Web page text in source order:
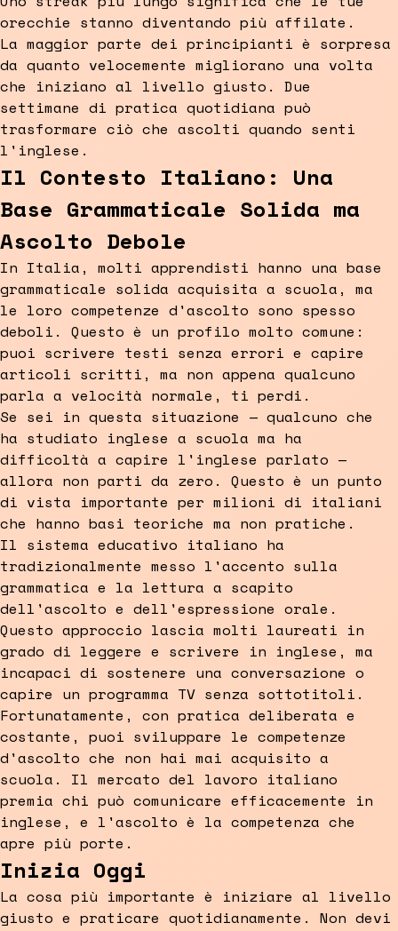
orecchie stanno diventando più affilate.
La maggior parte dei principianti è sorpresa
da quanto velocemente migliorano una volta
che iniziano al livello giusto. Due
settimane di pratica quotidiana può
trasformare ciò che ascolti quando senti
l'inglese.
Il Contesto Italiano: Una
Base Grammaticale Solida ma
Ascolto Debole
In Italia, molti apprendisti hanno una base
grammaticale solida acquisita a scuola, ma
le loro competenze d'ascolto sono spesso
deboli. Questo è un profilo molto comune:
puoi scrivere testi senza errori e capire
articoli scritti, ma non appena qualcuno
parla a velocità normale, ti perdi.
Se sei in questa situazione — qualcuno che
ha studiato inglese a scuola ma ha
difficoltà a capire l'inglese parlato —
allora non parti da zero. Questo è un punto
di vista importante per milioni di italiani
che hanno basi teoriche ma non pratiche.
Il sistema educativo italiano ha
tradizionalmente messo l'accento sulla
grammatica e la lettura a scapito
dell'ascolto e dell'espressione orale.
Questo approccio lascia molti laureati in
grado di leggere e scrivere in inglese, ma
incapaci di sostenere una conversazione o
capire un programma TV senza sottotitoli.
Fortunatamente, con pratica deliberata e
costante, puoi sviluppare le competenze
d'ascolto che non hai mai acquisito a
scuola. Il mercato del lavoro italiano
premia chi può comunicare efficacemente in
inglese, e l'ascolto è la competenza che
apre più porte.
Inizia Oggi
La cosa più importante è iniziare al livello
giusto e praticare quotidianamente. Non devi